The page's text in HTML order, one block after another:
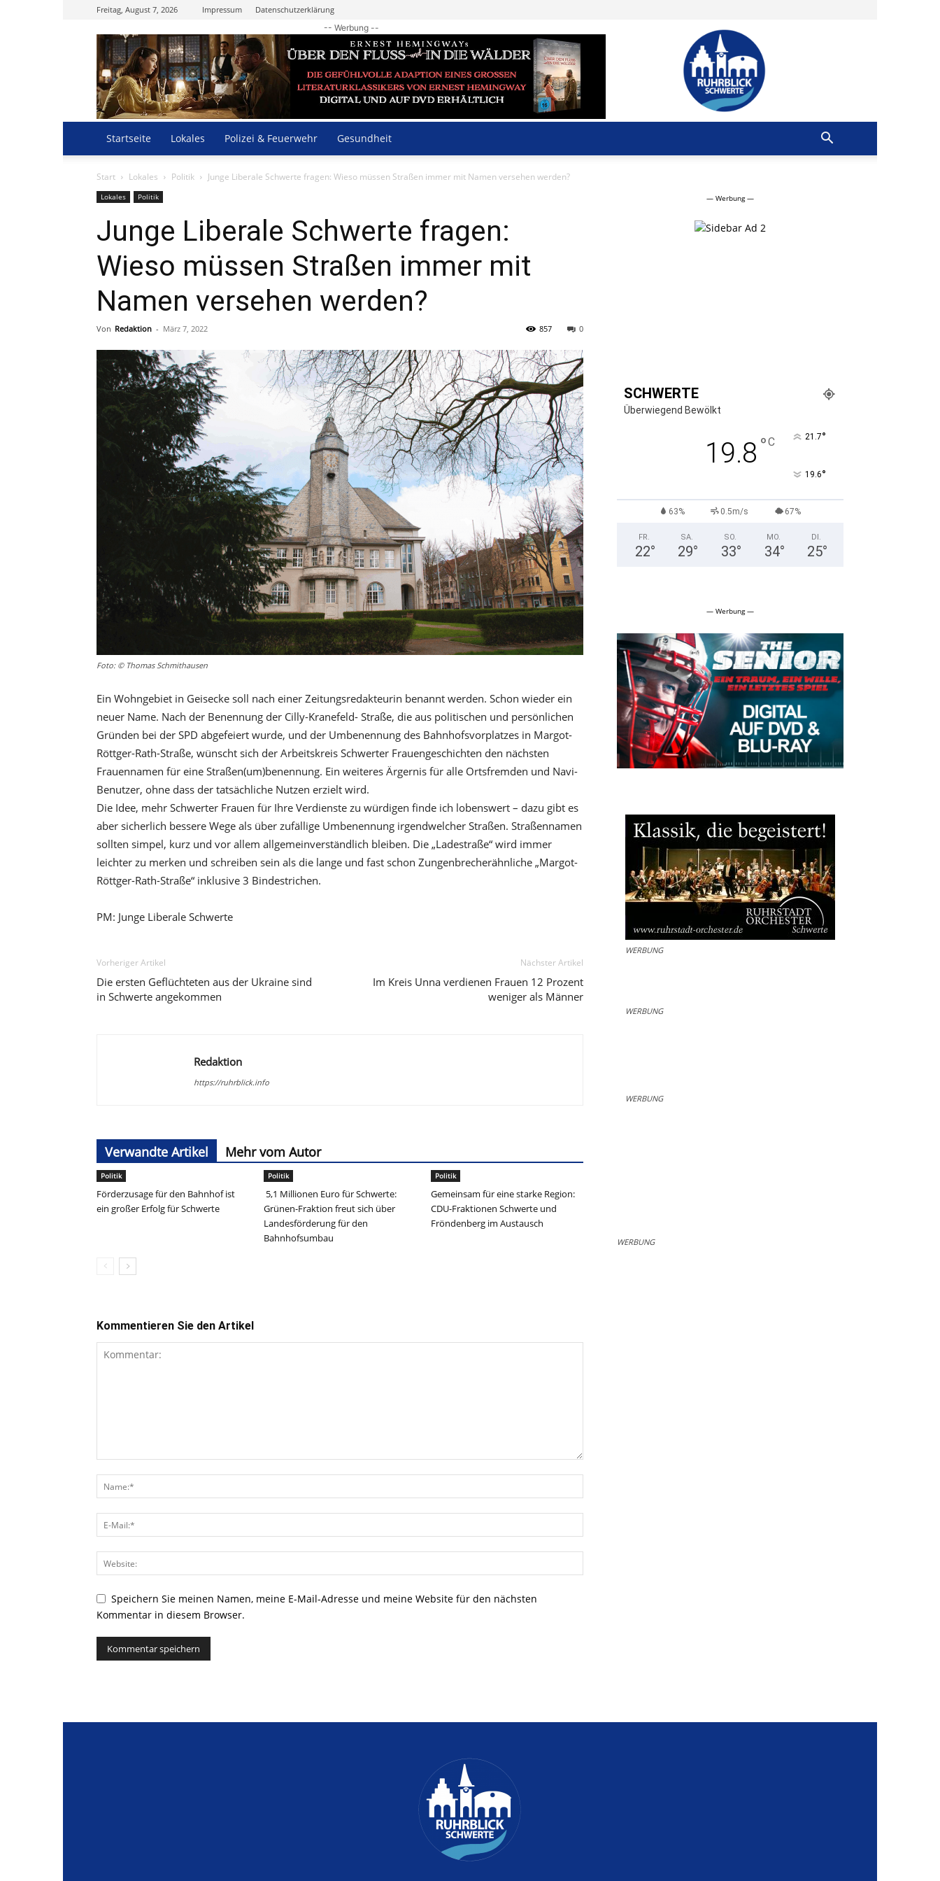
Freitag, August 7, 2026 Impressum Datenschutzerklärung
Ruhrblick
Schwerte
-- Werbung --
Startseite Lokales Polizei & Feuerwehr Gesundheit
Start Lokales Politik Junge Liberale Schwerte fragen: Wieso müssen Straßen immer mit Namen versehen werden?
Lokales Politik
Junge Liberale Schwerte fragen:
Wieso müssen Straßen immer mit
Namen versehen werden?
Von Redaktion - März 7, 2022 0
857
Foto: © Thomas Schmithausen
Ein Wohngebiet in Geisecke soll nach einer Zeitungsredakteurin benannt werden. Schon wieder ein
neuer Name. Nach der Benennung der Cilly-Kranefeld- Straße, die aus politischen und persönlichen
Gründen bei der SPD abgefeiert wurde, und der Umbenennung des Bahnhofsvorplatzes in Margot-
Röttger-Rath-Straße, wünscht sich der Arbeitskreis Schwerter Frauengeschichten den nächsten
Frauennamen für eine Straßen(um)benennung. Ein weiteres Ärgernis für alle Ortsfremden und Navi-
Benutzer, ohne dass der tatsächliche Nutzen erzielt wird.
Die Idee, mehr Schwerter Frauen für Ihre Verdienste zu würdigen finde ich lobenswert – dazu gibt es
aber sicherlich bessere Wege als über zufällige Umbenennung irgendwelcher Straßen. Straßennamen
sollten simpel, kurz und vor allem allgemeinverständlich bleiben. Die „Ladestraße“ wird immer
leichter zu merken und schreiben sein als die lange und fast schon Zungenbrecherähnliche „Margot-
Röttger-Rath-Straße“ inklusive 3 Bindestrichen.
PM: Junge Liberale Schwerte
Vorheriger Artikel
Die ersten Geflüchteten aus der Ukraine sind
in Schwerte angekommen
Nächster Artikel
Im Kreis Unna verdienen Frauen 12 Prozent
weniger als Männer
Redaktion
https://ruhrblick.info
Verwandte Artikel Mehr vom Autor
Politik
Förderzusage für den Bahnhof ist
ein großer Erfolg für Schwerte
Politik
5,1 Millionen Euro für Schwerte:
Grünen-Fraktion freut sich über
Landesförderung für den
Bahnhofsumbau
Politik
Gemeinsam für eine starke Region:
CDU-Fraktionen Schwerte und
Fröndenberg im Austausch
Kommentieren Sie den Artikel
Speichern Sie meinen Namen, meine E-Mail-Adresse und meine Website für den nächsten
Kommentar in diesem Browser.
— Werbung —
SCHWERTE
Überwiegend Bewölkt
19.8 °C 21.7°
19.6°
63% 0.5m/s 67%
FR.
22°
SA.
29°
SO.
33°
MO.
34°
DI.
25°
— Werbung —
WERBUNG
WERBUNG
WERBUNG
WERBUNG